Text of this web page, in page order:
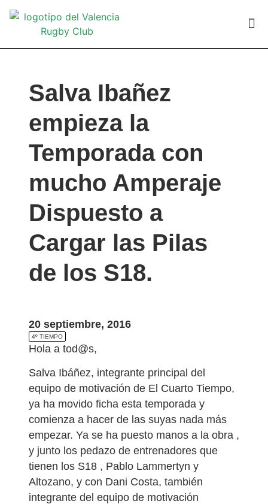
Salva Ibañez
empieza la
Temporada con
mucho Amperaje
Dispuesto a
Cargar las Pilas
de los S18.
20 septiembre, 2016
4º TIEMPO
Hola a tod@s,
Salva Ibáñez, integrante principal del
equipo de motivación de El Cuarto Tiempo,
ya ha movido ficha esta temporada y
comienza a hacer de las suyas nada más
empezar. Ya se ha puesto manos a la obra ,
y junto los pedazo de entrenadores que
tienen los S18 , Pablo Lammertyn y
Altozano, y con Dani Costa, también
integrante del equipo de motivación